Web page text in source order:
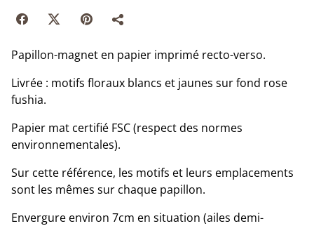
Papillon-magnet en papier imprimé recto-verso.
Livrée : motifs floraux blancs et jaunes sur fond rose
fushia.
Papier mat certifié FSC (respect des normes
environnementales).
Sur cette référence, les motifs et leurs emplacements
sont les mêmes sur chaque papillon.
Envergure environ 7cm en situation (ailes demi-